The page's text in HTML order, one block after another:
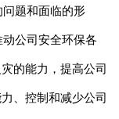
题和面临的形
公司安全环保各
的能力，提高公司
、控制和减少公司